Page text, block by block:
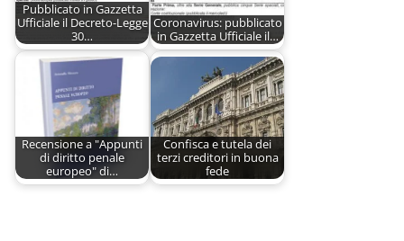
Pubblicato in Gazzetta
Ufficiale il Decreto-Legge
30…
Coronavirus: pubblicato
in Gazzetta Ufficiale il…
Recensione a "Appunti
di diritto penale
europeo" di…
Confisca e tutela dei
terzi creditori in buona
fede